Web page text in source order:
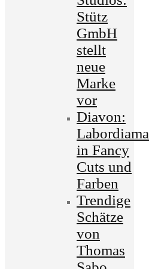
Stütz
GmbH
stellt
neue
Marke
vor
Diavon:
in Fancy
Cuts und
Farben
Trendige
Schätze
von
Thomas